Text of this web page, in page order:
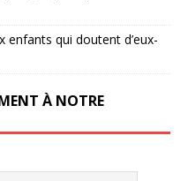
enfants qui doutent d’eux-
À NOTRE